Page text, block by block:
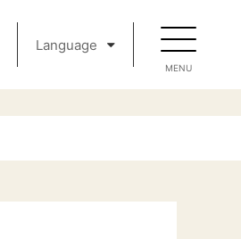
Language